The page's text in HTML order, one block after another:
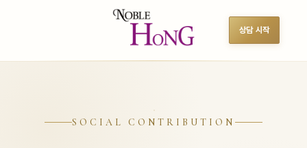
상담 시작
SOCIAL CONTRIBUTION